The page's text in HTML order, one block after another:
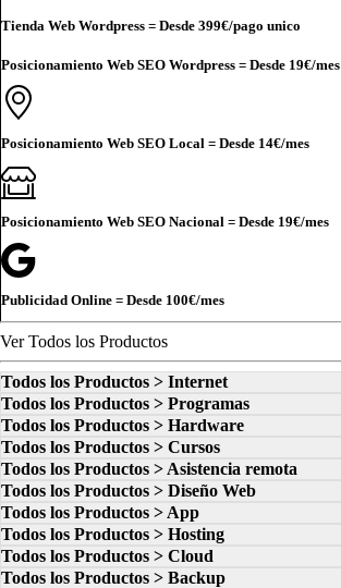
Tienda Web Wordpress = Desde 399€/pago unico
Posicionamiento Web SEO Wordpress = Desde 19€/mes
Posicionamiento Web SEO Local = Desde 14€/mes
Posicionamiento Web SEO Nacional = Desde 19€/mes
Publicidad Online = Desde 100€/mes
Ver Todos los Productos
Todos los Productos > Internet
Todos los Productos > Programas
Todos los Productos > Hardware
Todos los Productos > Cursos
Todos los Productos > Asistencia remota
Todos los Productos > Diseño Web
Todos los Productos > App
Todos los Productos > Hosting
Todos los Productos > Cloud
Todos los Productos > Backup